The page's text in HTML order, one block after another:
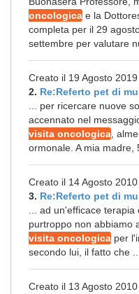
oncologica e la
completa per il 29
settembre per valutare
Creato il 19 Agosto 2019
2. Re:Referto pet di
... per ricercare nuove
accennato nel
visita oncologica ,
ormonale. A mia madre,
Creato il 14 Agosto 2010
3. Re:Referto pet di
... ad un'efficace
purtroppo non abbiamo
visita oncologica per
secondo lui, il fatto che ...
Creato il 13 Agosto 2010